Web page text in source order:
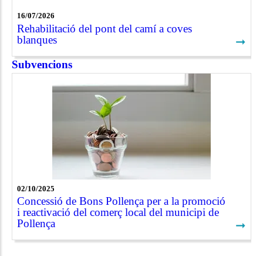
16/07/2026
Rehabilitació del pont del camí a coves
blanques
➞
Subvencions
02/10/2025
Concessió de Bons Pollença per a la promoció
i reactivació del comerç local del municipi de
Pollença
➞